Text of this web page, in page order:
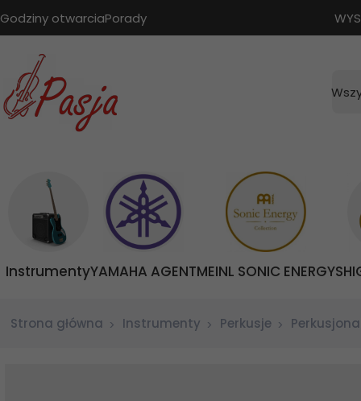
Godziny otwarciaPorady
InstrumentyYAMAHA AGENTMEINL SONIC ENERGY
Strona główna Instrumenty Perkusje